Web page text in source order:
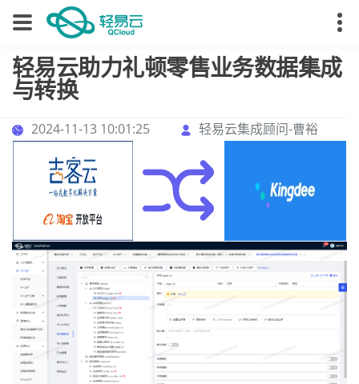
轻易云助力礼顿零售业务数据集成
与转换
2024-11-13 10:01:25 轻易云集成顾问-曹裕